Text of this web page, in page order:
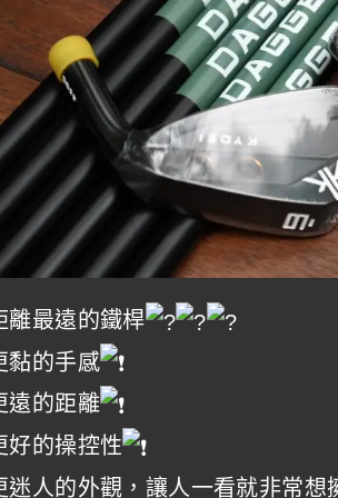
離最遠的鐵桿
黏的手感
遠的距離
好的操控性
迷人的外觀，讓人一看就非常想